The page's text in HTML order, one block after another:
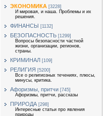
ЭКОНОМИКА [3228]
И мировая, и наша. Проблемы и их
решения.
ФИНАНСЫ [1132]
БЕЗОПАСНОСТЬ [1299]
Вопросы безопасности частной
жизни, организации, регионов,
страны.
КРИМИНАЛ [109]
РЕЛИГИЯ [5200]
Все о религиозных течениях, плюсы,
минусы, критика.
Афоризмы, притчи [745]
Афоризмы, притчи, рассказы
ПРИРОДА [298]
Интересные статьи про явления
природы